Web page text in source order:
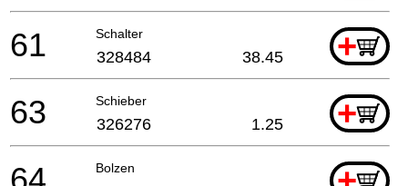
Schalter +
61 328484 38.45
Schieber +
63 326276 1.25
Bolzen